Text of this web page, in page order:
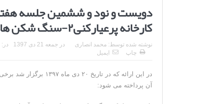
دویست و نود و ششمین جلسه
کارخانه پرعیارکنی۲-سنگ شکن های بار برگشتی)
نوشته شده توسط:محمد انصاری درجمعه 21 دی 1397 در:
چاپ
ایمیل
آن پرداخته می شود: